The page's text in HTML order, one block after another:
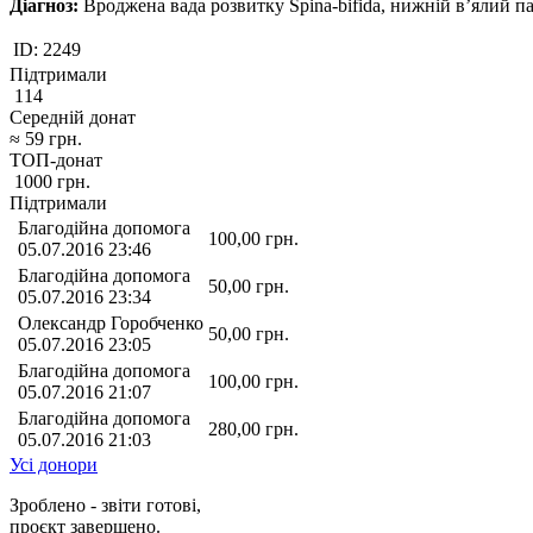
Діагноз: Вроджена вада розвитку Spina-bifida, нижній в’ялий
ID: 2249
Підтримали
114
Середній донат
≈ 59 грн.
ТОП-донат
1000 грн.
Підтримали
Благодійна допомога
05.07.2016 23:46
100,00 грн.
Благодійна допомога
05.07.2016 23:34
50,00 грн.
Олександр Горобченко
05.07.2016 23:05
50,00 грн.
Благодійна допомога
05.07.2016 21:07
100,00 грн.
Благодійна допомога
05.07.2016 21:03
280,00 грн.
Усі донори
Зроблено - звіти готові,
проєкт завершено.